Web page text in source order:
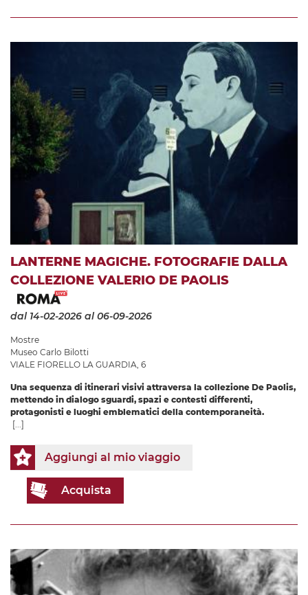
LANTERNE MAGICHE. FOTOGRAFIE DALLA
COLLEZIONE VALERIO DE PAOLIS
dal 14-02-2026 al 06-09-2026
Mostre
Museo Carlo Bilotti
VIALE FIORELLO LA GUARDIA, 6
Una sequenza di itinerari visivi attraversa la collezione De Paolis,
mettendo in dialogo sguardi, spazi e contesti differenti,
protagonisti e luoghi emblematici della contemporaneità.
[...]
Aggiungi al mio viaggio
Acquista